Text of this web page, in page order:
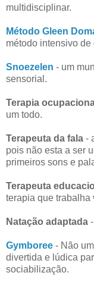
multidisciplinar.
Método Gleen
método intensivo
Snoezelen - um
sensorial.
Terapia
um todo.
Terapeuta da fala -
pois não esta a ser
primeiros sons e
Terapeuta
terapia que trabalha
Natação adaptada
Gymboree - Não
divertida e lúdica
sociabilização.